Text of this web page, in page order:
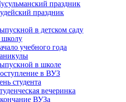
праздник
праздник
в детском саду
учебного года
в школе
в ВУЗ
студента
вечеринка
ВУЗа